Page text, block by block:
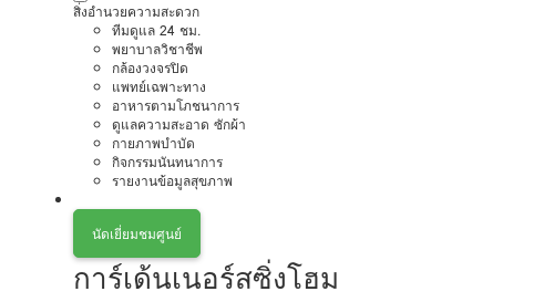
สิ่งอำนวยความสะดวก
ทีมดูแล 24 ชม.
พยาบาลวิชาชีพ
กล้องวงจรปิด
แพทย์เฉพาะทาง
อาหารตามโภชนาการ
ดูแลความสะอาด ซักผ้า
กายภาพบำบัด
กิจกรรมนันทนาการ
รายงานข้อมูลสุขภาพ
นัดเยี่ยมชมศูนย์
การ์เด้นเนอร์สซิ่งโฮม